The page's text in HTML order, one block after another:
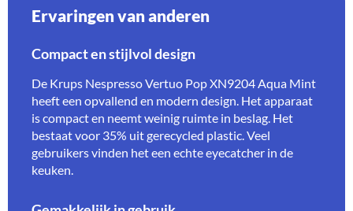
Ervaringen van anderen
Compact en stijlvol design
De Krups Nespresso Vertuo Pop XN9204 Aqua Mint
heeft een opvallend en modern design. Het apparaat
is compact en neemt weinig ruimte in beslag. Het
bestaat voor 35% uit gerecycled plastic. Veel
gebruikers vinden het een echte eyecatcher in de
keuken.